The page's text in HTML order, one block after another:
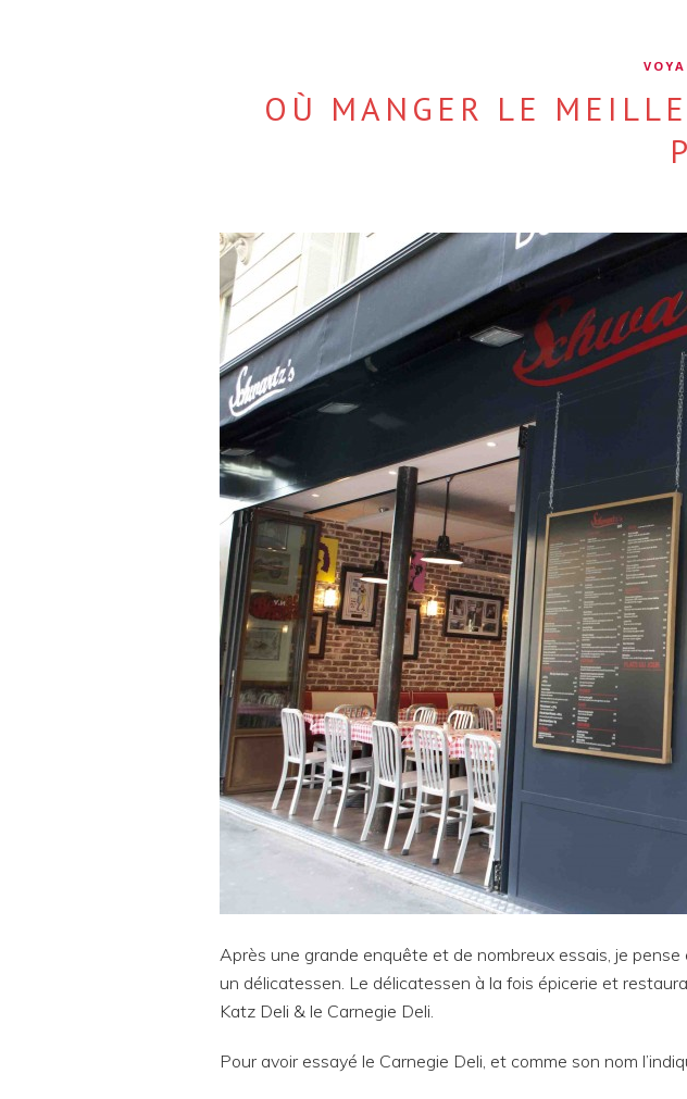
OÙ MANGER LE
Après une grande enquête et de nombreux essais, je
un délicatessen. Le délicatessen à la fois épicerie et
Katz Deli & le Carnegie Deli.
Pour avoir essayé le Carnegie Deli, et comme son nom